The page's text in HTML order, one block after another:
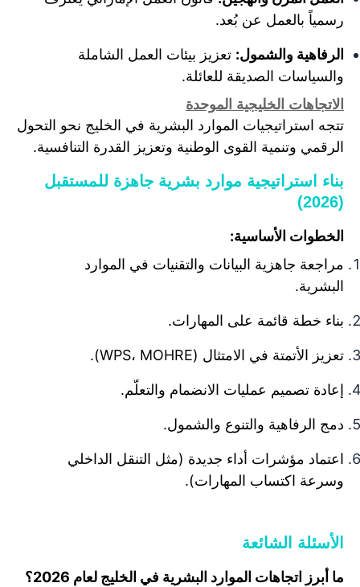
رسمياً بالعمل عن بُعد.
الرفاهية والشمول: تعزيز بيئات العمل الشاملة
والسياسات الصديقة للعائلة.
الاتجاهات الخليجية الموحدة
تتجه استراتيجيات الموارد البشرية في الخليج نحو التحول
الرقمي وتنمية القوى الوطنية وتعزيز القدرة التنافسية.
بناء استراتيجية موارد بشرية جاهزة للمستقبل
(2026)
الخطوات الأساسية:
مراجعة جاهزية البيانات والتقنيات في الموارد
البشرية.
بناء خطة قائمة على المهارات.
تعزيز الأتمتة في الامتثال (WPS، MOHRE).
إعادة تصميم عمليات الانضمام والتعلّم.
دمج الرفاهية والتنوع والشمول.
اعتماد مؤشرات أداء جديدة (مثل التنقل الداخلي
وسرعة اكتساب المهارات).
الأسئلة الشائعة
ما أبرز اتجاهات الموارد البشرية في الخليج لعام 2026؟